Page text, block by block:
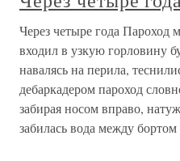
Через четыре года
входил в узкую горловину
навалясь на перила,
дебаркадером пароход
забирая носом вправо,
забилась вода между бортом